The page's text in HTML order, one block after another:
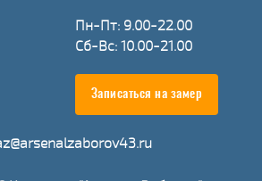
Пн-Пт: 9.00-22.00
Сб-Вс: 10.00-21.00
Записаться на замер